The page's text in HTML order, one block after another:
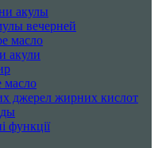
акулы
вечерней
масло
акули
масло
джерел жирних кислот
функції